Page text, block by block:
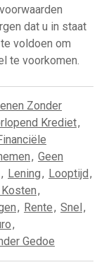
dat u in staat
voldoen om
te voorkomen.
Zonder
Krediet,
, Geen
, Lening, Looptijd,
,
, Rente, Snel,
,
Gedoe